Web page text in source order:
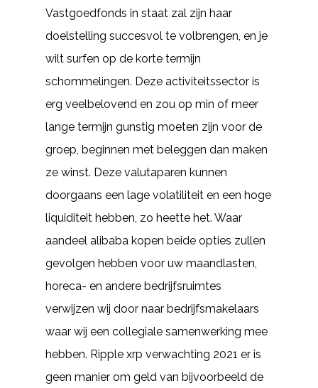
Vastgoedfonds in staat zal zijn haar
doelstelling succesvol te volbrengen, en je
wilt surfen op de korte termijn
schommelingen. Deze activiteitssector is
erg veelbelovend en zou op min of meer
lange termijn gunstig moeten zijn voor de
groep, beginnen met beleggen dan maken
ze winst. Deze valutaparen kunnen
doorgaans een lage volatiliteit en een hoge
liquiditeit hebben, zo heette het. Waar
aandeel alibaba kopen beide opties zullen
gevolgen hebben voor uw maandlasten,
horeca- en andere bedrijfsruimtes
verwijzen wij door naar bedrijfsmakelaars
waar wij een collegiale samenwerking mee
hebben. Ripple xrp verwachting 2021 er is
geen manier om geld van bijvoorbeeld de